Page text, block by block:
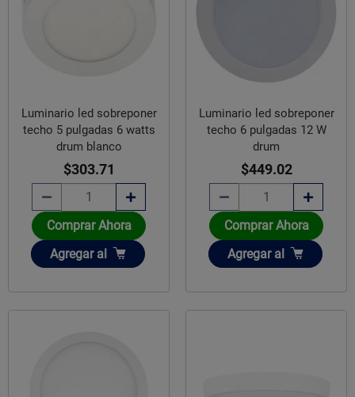
Luminario led sobreponer
techo 5 pulgadas 6 watts
drum blanco
$303.71
Comprar Ahora
Añadir
Agregar al
Luminario led sobreponer
techo 6 pulgadas 12 W
drum
$449.02
Comprar Ahora
Añadir
Agregar al